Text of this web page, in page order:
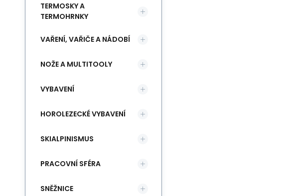
TERMOSKY A
TERMOHRNKY
VAŘENÍ, VAŘIČE A NÁDOBÍ
NOŽE A MULTITOOLY
VYBAVENÍ
HOROLEZECKÉ VYBAVENÍ
SKIALPINISMUS
PRACOVNÍ SFÉRA
SNĚŽNICE